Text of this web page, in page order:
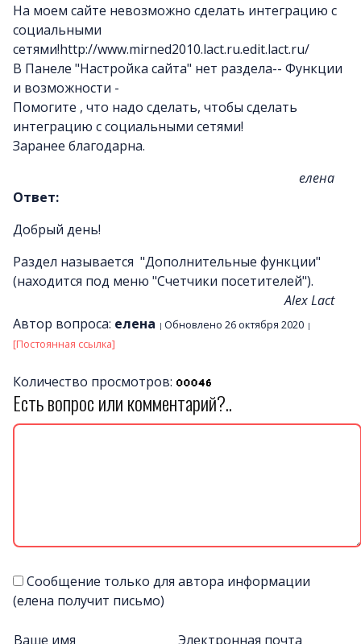
На моем сайте невозможно сделать интеграцию с
социальными
сетями!http://www.mirned2010.lact.ru.edit.lact.ru/
В Панеле "Настройка сайта" нет раздела-- Функции
и возможности -
Помогите , что надо сделать, чтобы сделать
интеграцию с социальными сетями!
Заранее благодарна.
елена
Ответ:
Добрый день!
Раздел называется "Дополнительные функции"
(находится под меню "Счетчики посетителей").
Alex Lact
Автор вопроса: елена
Обновлено 26 октября 2020
[Постоянная ссылка]
Количество просмотров:
Есть вопрос или комментарий?..
Сообщение только для автора информации
(елена получит письмо)
Ваше имя Электронная почта